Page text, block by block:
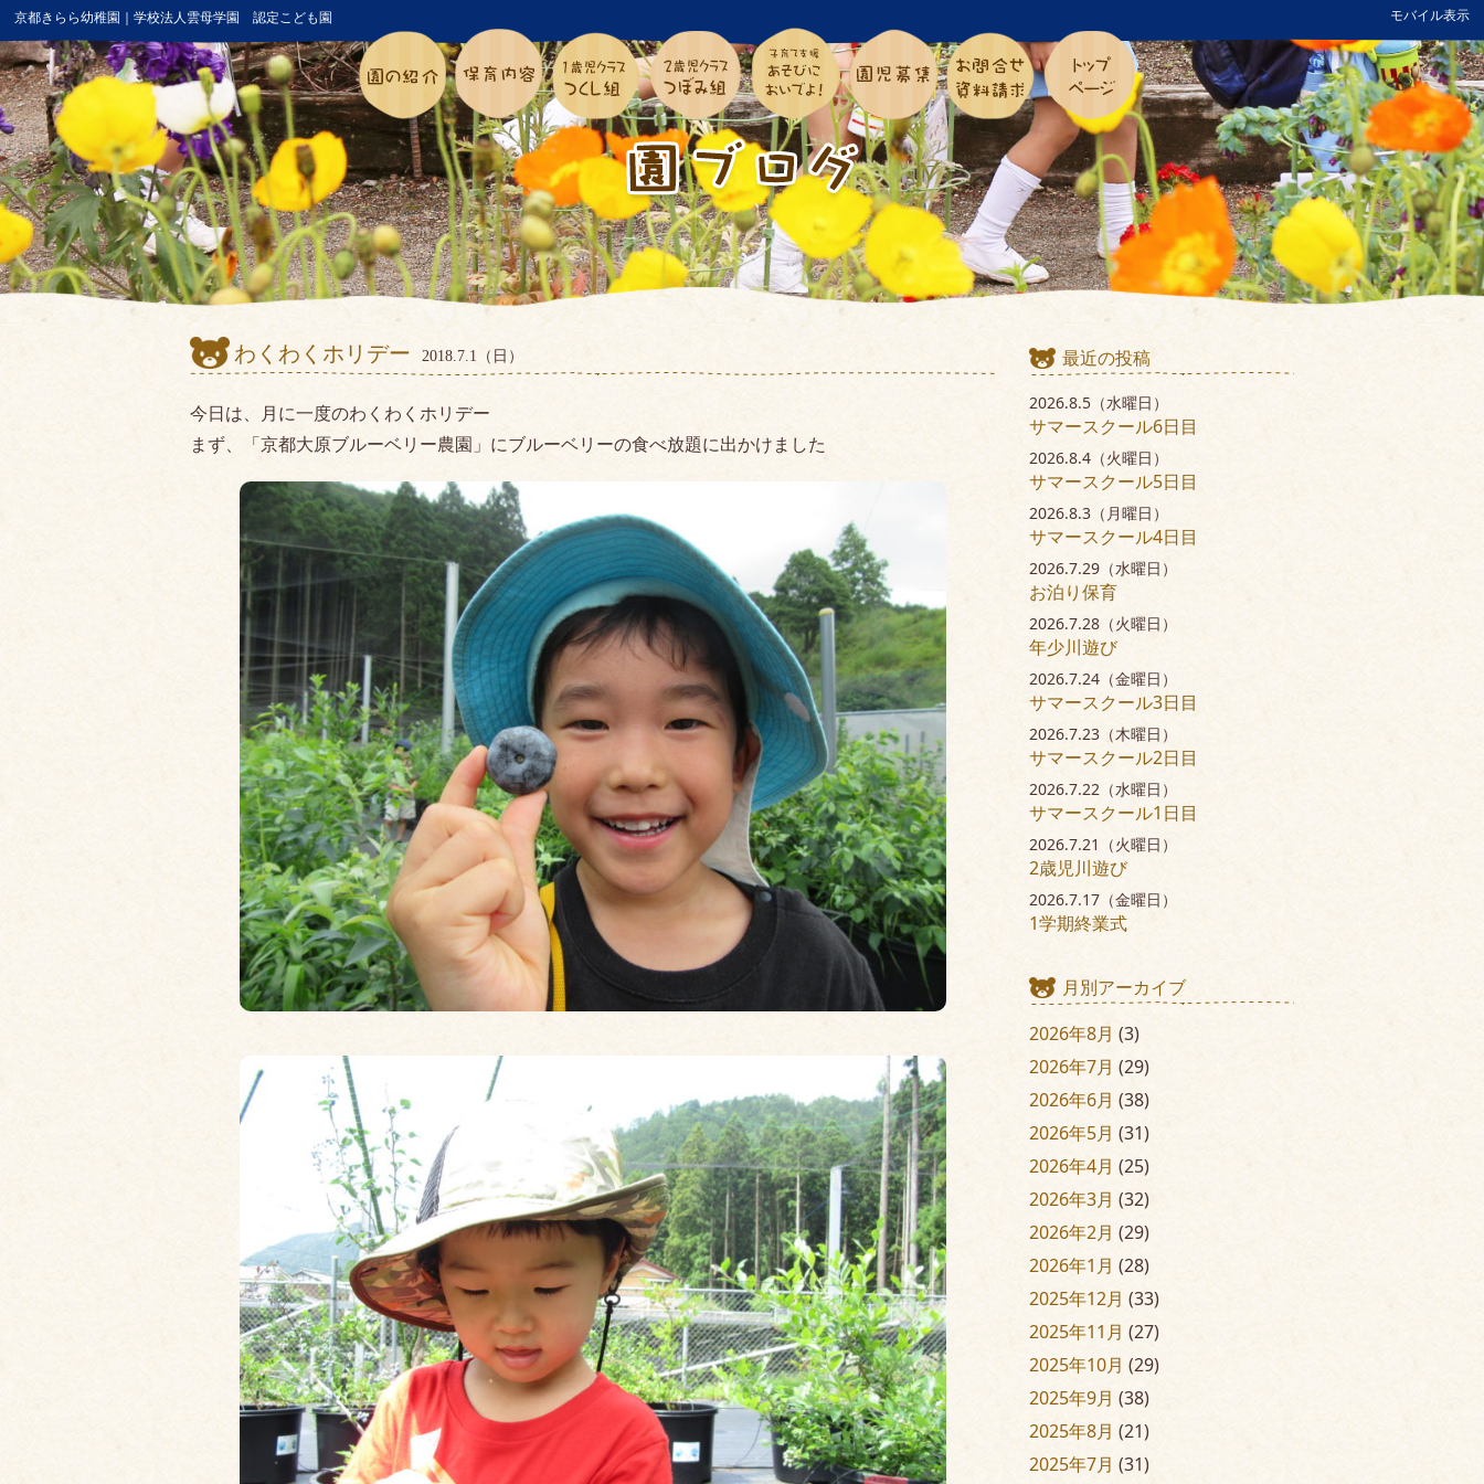
京都きらら幼稚園｜学校法人雲母学園 認定こども園 モバイル表示
わくわくホリデー 2018.7.1（日）
今日は、月に一度のわくわくホリデー
まず、「京都大原ブルーベリー農園」にブルーベリーの食べ放題に出かけました
最近の投稿
2026.8.5（水曜日）
サマースクール6日目
2026.8.4（火曜日）
サマースクール5日目
2026.8.3（月曜日）
サマースクール4日目
2026.7.29（水曜日）
お泊り保育
2026.7.28（火曜日）
年少川遊び
2026.7.24（金曜日）
サマースクール3日目
2026.7.23（木曜日）
サマースクール2日目
2026.7.22（水曜日）
サマースクール1日目
2026.7.21（火曜日）
2歳児川遊び
2026.7.17（金曜日）
1学期終業式
月別アーカイブ
2026年8月 (3)
2026年7月 (29)
2026年6月 (38)
2026年5月 (31)
2026年4月 (25)
2026年3月 (32)
2026年2月 (29)
2026年1月 (28)
2025年12月 (33)
2025年11月 (27)
2025年10月 (29)
2025年9月 (38)
2025年8月 (21)
2025年7月 (31)